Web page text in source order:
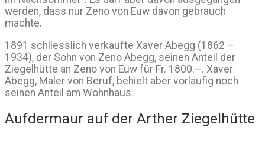
werden, dass nur Zeno von Euw davon gebrauch
machte.
1891 schliesslich verkaufte Xaver Abegg (1862 –
1934), der Sohn von Zeno Abegg, seinen Anteil der
Ziegelhütte an Zeno von Euw für Fr. 1800.–. Xaver
Abegg, Maler von Beruf, behielt aber vorläufig noch
seinen Anteil am Wohnhaus.
Aufdermaur auf der Arther Ziegelhütte